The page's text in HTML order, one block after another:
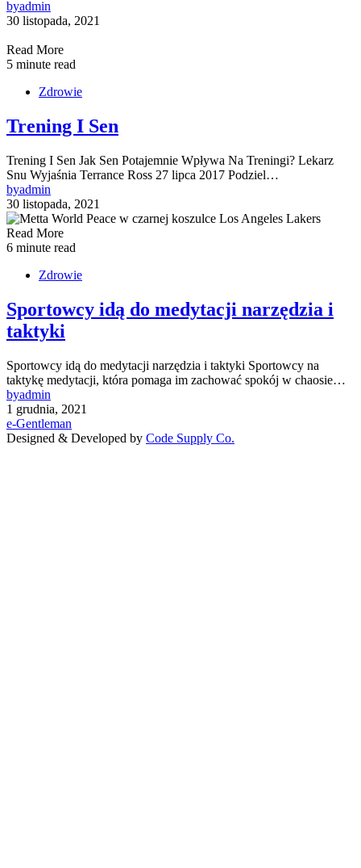
byadmin
30 listopada, 2021
Read More
5 minute read
Zdrowie
Trening I Sen
Trening I Sen Jak Sen Potajemnie Wpływa Na Treningi? Lekarz
Snu Wyjaśnia Terrance Ross 27 lipca 2017 Podziel…
byadmin
30 listopada, 2021
Read More
6 minute read
Zdrowie
Sportowcy idą do medytacji narzędzia i
taktyki
Sportowcy idą do medytacji narzędzia i taktyki Sportowcy na
taktykę medytacji, która pomaga im zachować spokój w chaosie…
byadmin
1 grudnia, 2021
e-Gentleman
Designed & Developed by Code Supply Co.